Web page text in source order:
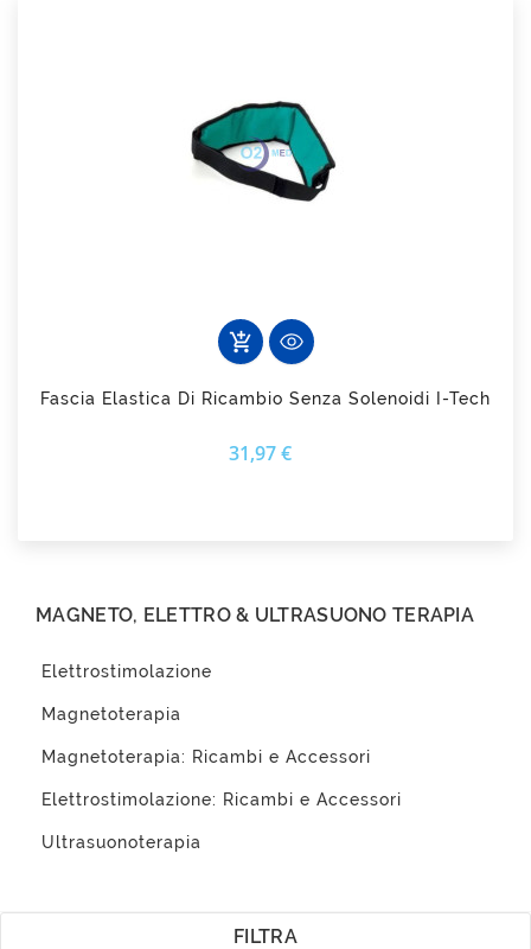
add_shopping_cart
Fascia Elastica Di Ricambio Senza Solenoidi I-Tech
31,97 €
MAGNETO, ELETTRO & ULTRASUONO TERAPIA
Elettrostimolazione
Magnetoterapia
Magnetoterapia: Ricambi e Accessori
Elettrostimolazione: Ricambi e Accessori
Ultrasuonoterapia
FILTRA